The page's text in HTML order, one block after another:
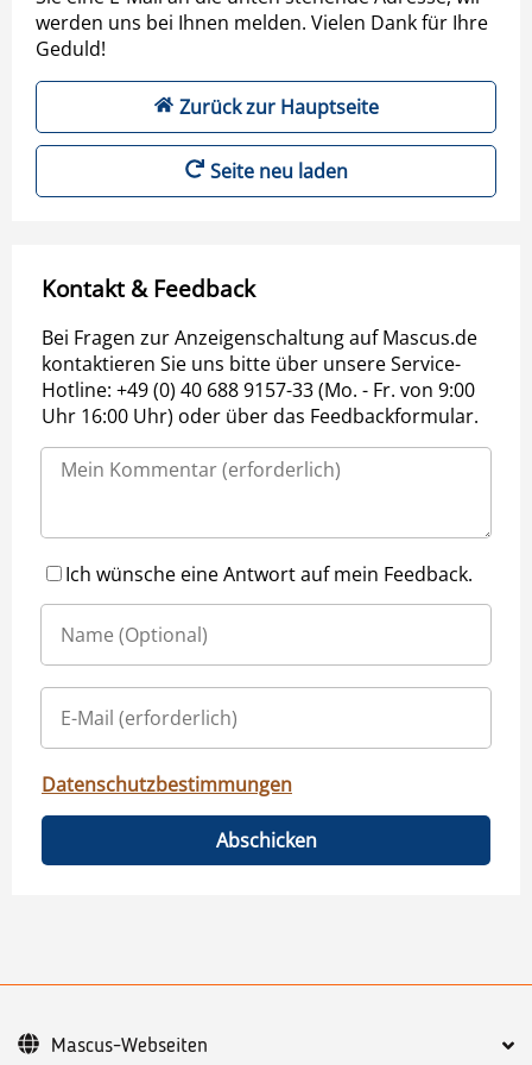
werden uns bei Ihnen melden. Vielen Dank für Ihre
Geduld!
Zurück zur Hauptseite
Seite neu laden
Kontakt & Feedback
Bei Fragen zur Anzeigenschaltung auf Mascus.de
kontaktieren Sie uns bitte über unsere Service-
Hotline: +49 (0) 40 688 9157-33 (Mo. - Fr. von 9:00
Uhr 16:00 Uhr) oder über das Feedbackformular.
Ich wünsche eine Antwort auf mein Feedback.
Datenschutzbestimmungen
Abschicken
Mascus-Webseiten